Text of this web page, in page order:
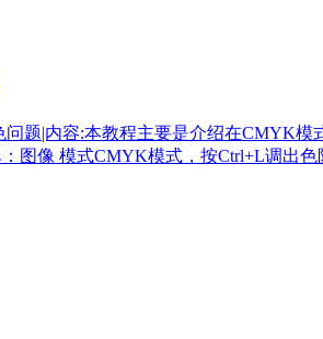
问题|内容:本教程主要是介绍在CMYK模
图像 模式CMYK模式，按Ctrl+L调出